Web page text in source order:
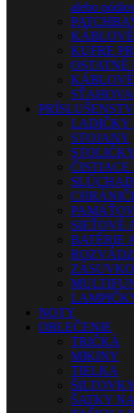
alebo
KUFRE
LADIČKY
STOJANY
ČISTIACE
SIEŤOVÉ
BATÉRIE
NOTY
OBLEČENIE
TRIČKÁ
MIKINY
TIELKA
ŠATKY